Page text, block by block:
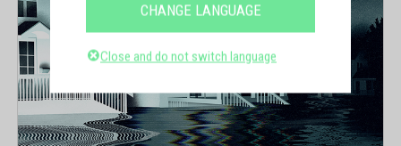
CHANGE LANGUAGE
Close and do not switch language